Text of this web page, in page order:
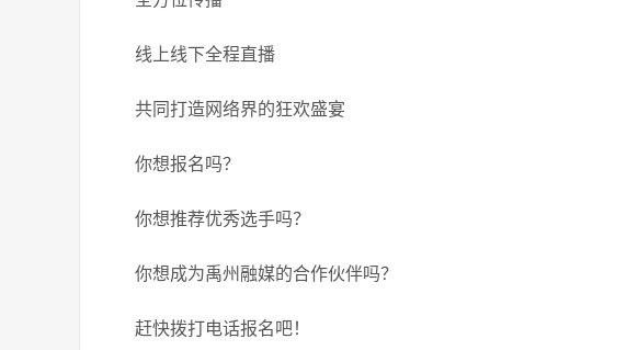
线上线下全程直播
共同打造网络界的狂欢盛宴
你想报名吗？
你想推荐优秀选手吗？
你想成为禹州融媒的合作伙伴吗？
赶快拨打电话报名吧！